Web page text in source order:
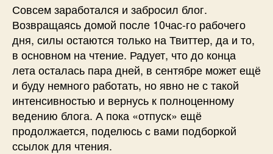
Совсем заработался и забросил блог.
Возвращаясь домой после 10час-го рабочего
дня, силы остаются только на Твиттер, да и то,
в основном на чтение. Радует, что до конца
лета осталась пара дней, в сентябре может ещё
и буду немного работать, но явно не с такой
интенсивностью и вернусь к полноценному
ведению блога. А пока «отпуск» ещё
продолжается, поделюсь с вами подборкой
ссылок для чтения.